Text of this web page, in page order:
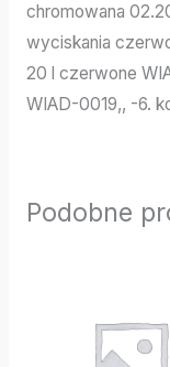
chromowana
wyciskania
20 l czerwone
WIAD-0019,, -6.
Podobne